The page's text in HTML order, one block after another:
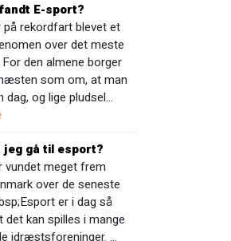
E-sport?
rekordfart blevet et
over det meste
den almene borger
som om, at man
dag, og lige pludsel…
jeg gå til esport?
vundet meget frem
over de seneste
er i dag så
det kan spilles i mange
idræstsforeninger. …